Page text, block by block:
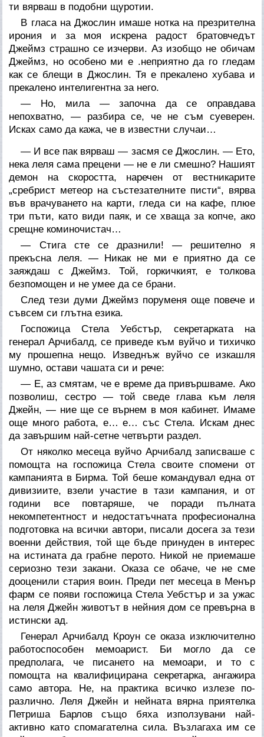
ти вярваш в подобни щуротии.
В гласа на Джослин имаше нотка на презрителна
ирония и за моя искрена радост братовчедът
Джеймз страшно се изчерви. Аз изобщо не обичам
Джеймз, но особено ми е .неприятно да го гледам
как се блещи в Джослин. Тя е прекалено хубава и
прекалено интелигентна за него.
— Но, мила — започна да се оправдава
непохватно, — разбира се, че не съм суеверен.
Исках само да кажа, че в известни случаи…
— И все пак вярваш — засмя се Джослин. — Ето,
нека леля сама прецени — не е ли смешно? Нашият
демон на скоростта, наречен от вестникарите
„сребрист метеор на състезателните писти“, вярва
във врачуването на карти, гледа си на кафе, плюе
три пъти, като види паяк, и се хваща за копче, ако
срещне коминочистач…
— Стига сте се дразнили! — решително я
прекъсна леля. — Никак не ми е приятно да се
заяждаш с Джеймз. Той, горкичкият, е толкова
безпомощен и не умее да се брани.
След тези думи Джеймз поруменя още повече и
съвсем си глътна езика.
Госпожица Стела Уебстър, секретарката на
генерал Арчибалд, се приведе към вуйчо и тихичко
му прошепна нещо. Изведнъж вуйчо се изкашля
шумно, остави чашата си и рече:
— Е, аз смятам, че е време да привършваме. Ако
позволиш, сестро — той сведе глава към леля
Джейн, — ние ще се върнем в моя кабинет. Имаме
още много работа, е… е… със Стела. Искам днес
да завършим най-сетне четвърти раздел.
От няколко месеца вуйчо Арчибалд записваше с
помощта на госпожица Стела своите спомени от
кампанията в Бирма. Той беше командувал една от
дивизиите, взели участие в тази кампания, и от
години все повтаряше, че поради пълната
некомпетентност и недостатъчната професионална
подготовка на всички автори, писали досега за тези
военни действия, той ще бъде принуден в интерес
на истината да грабне перото. Никой не приемаше
сериозно тези закани. Оказа се обаче, че не сме
дооценили стария воин. Преди пет месеца в Менър
фарм се появи госпожица Стела Уебстър и за ужас
на леля Джейн животът в нейния дом се превърна в
истински ад.
Генерал Арчибалд Кроун се оказа изключително
работоспособен мемоарист. Би могло да се
предполага, че писането на мемоари, и то с
помощта на квалифицирана секретарка, ангажира
само автора. Не, на практика всичко излезе по-
различно. Леля Джейн и нейната вярна приятелка
Петриша Барлов също бяха използувани най-
активно като спомагателна сила. Възлагаха им се